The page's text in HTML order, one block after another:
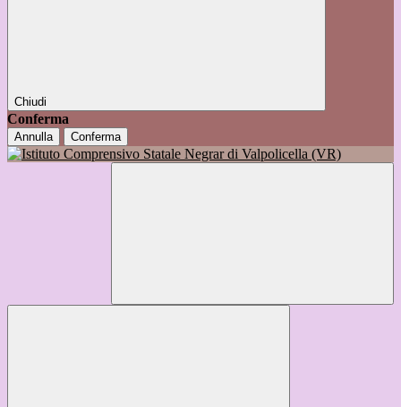
Chiudi
Conferma
Annulla Conferma